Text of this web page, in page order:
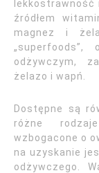
lekkostrawność
źródłem
magnez i
odżywczym,
żelazo i wapń.
Dostępne są
różne
wzbogacone o
na uzyskanie
odżywczego.